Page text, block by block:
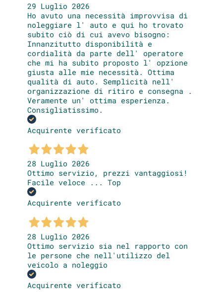
29 Luglio 2026
Ho avuto una necessità improvvisa di
noleggiare l' auto e qui ho trovato
subito ciò di cui avevo bisogno:
Innanzitutto disponibilità e
cordialità da parte dell' operatore
che mi ha subito proposto l' opzione
giusta alle mie necessità. Ottima
qualità di auto. Semplicità nell'
organizzazione di ritiro e consegna .
Veramente un' ottima esperienza.
Consigliatissimo.
Acquirente verificato
28 Luglio 2026
Ottimo servizio, prezzi vantaggiosi!
Facile veloce ... Top
Acquirente verificato
28 Luglio 2026
Ottimo servizio sia nel rapporto con
le persone che nell'utilizzo del
veicolo a noleggio
Acquirente verificato